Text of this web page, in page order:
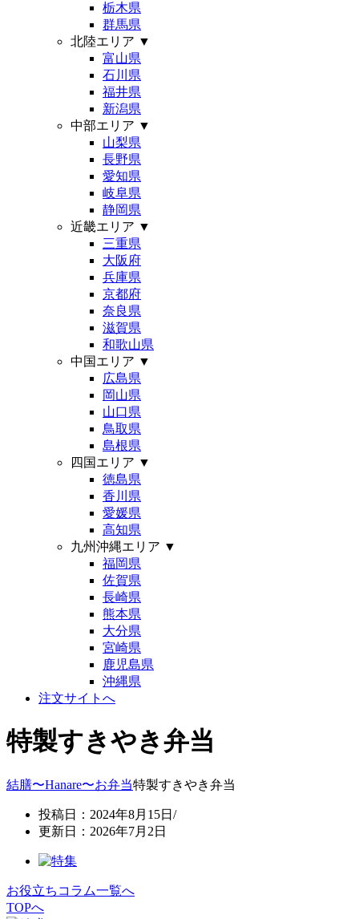
栃木県
群馬県
北陸エリア ▼
富山県
石川県
福井県
新潟県
中部エリア ▼
山梨県
長野県
愛知県
岐阜県
静岡県
近畿エリア ▼
三重県
大阪府
兵庫県
京都府
奈良県
滋賀県
和歌山県
中国エリア ▼
広島県
岡山県
山口県
鳥取県
島根県
四国エリア ▼
徳島県
香川県
愛媛県
高知県
九州沖縄エリア ▼
福岡県
佐賀県
長崎県
熊本県
大分県
宮崎県
鹿児島県
沖縄県
注文サイトへ
特製すきやき弁当
結膳〜Hanare〜お弁当特製すきやき弁当
投稿日：2024年8月15日/
更新日：2026年7月2日
お役立ちコラム一覧へ
TOPへ